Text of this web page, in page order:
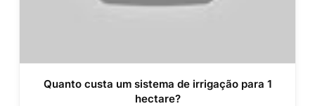
Quanto custa um sistema de irrigação para 1
hectare?